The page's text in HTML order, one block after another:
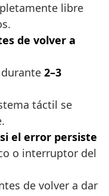
libre
de volver a
2–3
táctil se
el error persiste
o interruptor del
de volver a dar